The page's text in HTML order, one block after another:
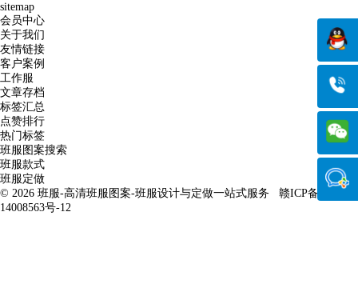
sitemap
会员中心
关于我们
友情链接
客户案例
工作服
文章存档
标签汇总
点赞排行
热门标签
班服图案搜索
班服款式
班服定做
© 2026 班服-高清班服图案-班服设计与定做一站式服务
赣ICP备
14008563号-12